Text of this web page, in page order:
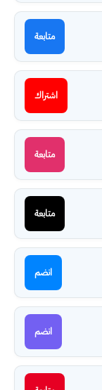
متابعة
اشتراك
متابعة
متابعة
انضم
انضم